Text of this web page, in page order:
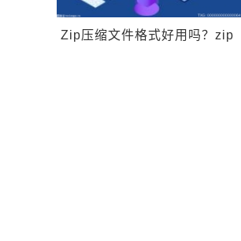
Zip压缩文件格式好用吗？zip